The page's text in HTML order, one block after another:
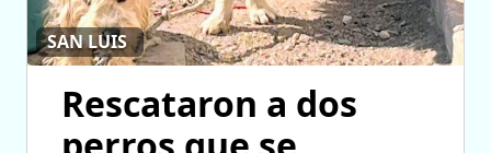
SAN LUIS
Rescataron a dos